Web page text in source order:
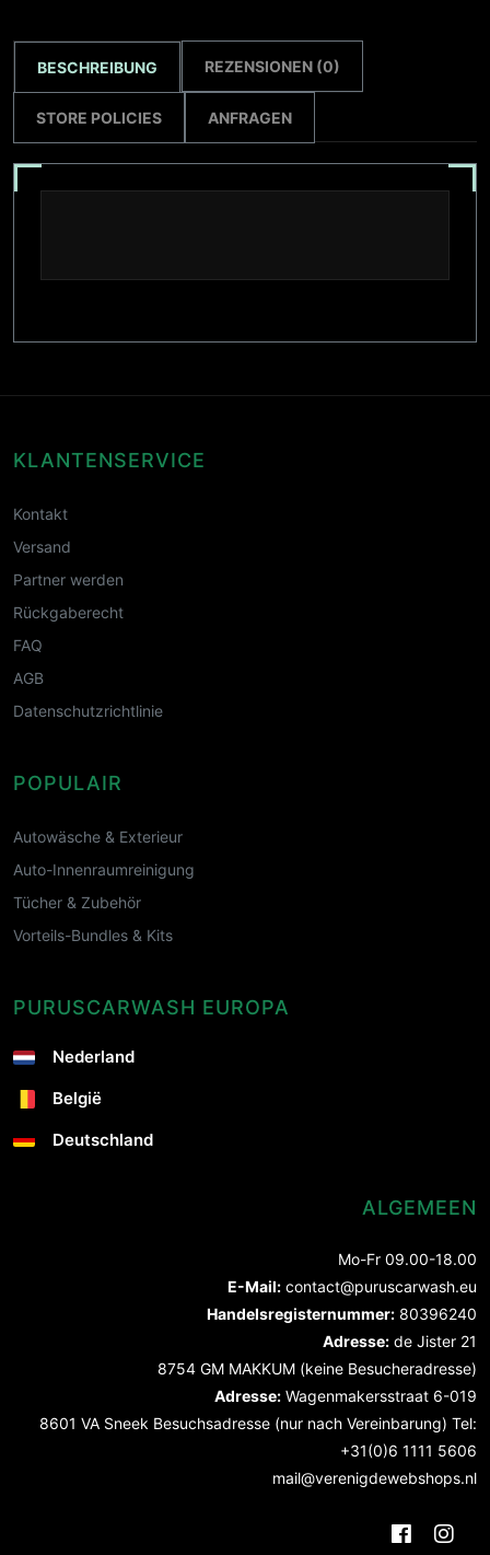
BESCHREIBUNG REZENSIONEN (0)
STORE POLICIES ANFRAGEN
KLANTENSERVICE
Kontakt
Versand
Partner werden
Rückgaberecht
FAQ
AGB
Datenschutzrichtlinie
POPULAIR
Autowäsche & Exterieur
Auto-Innenraumreinigung
Tücher & Zubehör
Vorteils-Bundles & Kits
PURUSCARWASH EUROPA
Nederland
België
Deutschland
ALGEMEEN
Mo-Fr 09.00-18.00
E-Mail: contact@puruscarwash.eu
Handelsregisternummer: 80396240
Adresse: de Jister 21
8754 GM MAKKUM (keine Besucheradresse)
Adresse: Wagenmakersstraat 6-019
8601 VA Sneek Besuchsadresse (nur nach Vereinbarung) Tel:
+31(0)6 1111 5606
mail@verenigdewebshops.nl